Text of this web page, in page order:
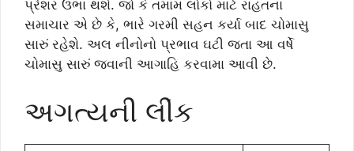
પ્રેશર ઉભા થશે. જો કે તમામ લોકો માટે રાહતના
સમાચાર એ છે કે, ભારે ગરમી સહન કર્યા બાદ ચોમાસુ
સારું રહેશે. અલ નીનોનો પ્રભાવ ઘટી જતા આ વર્ષે
ચોમાસુ સારું જવાની આગાહિ કરવામા આવી છે.
અગત્યની લીંક